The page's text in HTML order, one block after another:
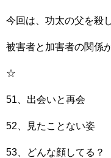
今回は、功太の父を殺
被害者と加害者の関係
☆
51、出会いと再会
52、見たことない姿
53、どんな顔してる？